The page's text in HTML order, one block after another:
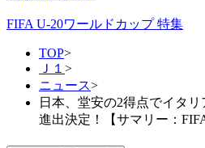
FIFA U-20ワールドカップ 特集
TOP>
Ｊ１ >
ニュース>
日本、堂安の2得点でイタ
進出決定！【サマリー：